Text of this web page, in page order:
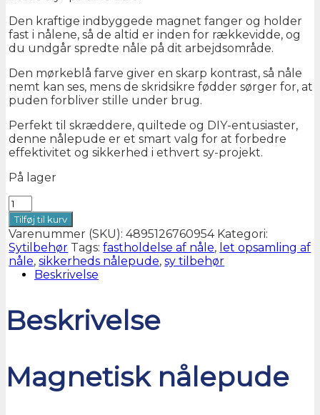
Den kraftige indbyggede magnet fanger og holder
fast i nålene, så de altid er inden for rækkevidde, og
du undgår spredte nåle på dit arbejdsområde.
Den mørkeblå farve giver en skarp kontrast, så nåle
nemt kan ses, mens de skridsikre fødder sørger for, at
puden forbliver stille under brug.
Perfekt til skræddere, quiltede og DIY-entusiaster,
denne nålepude er et smart valg for at forbedre
effektivitet og sikkerhed i ethvert sy-projekt.
På lager
Magnetisk
nålepude
antal
Tilføj til kurv
Varenummer (SKU):4895126760954 Kategori:
Sytilbehør Tags:fastholdelse af nåle, let opsamling af
nåle,sikkerheds nålepude,sy tilbehør
Beskrivelse
Beskrivelse
Magnetisk nålepude